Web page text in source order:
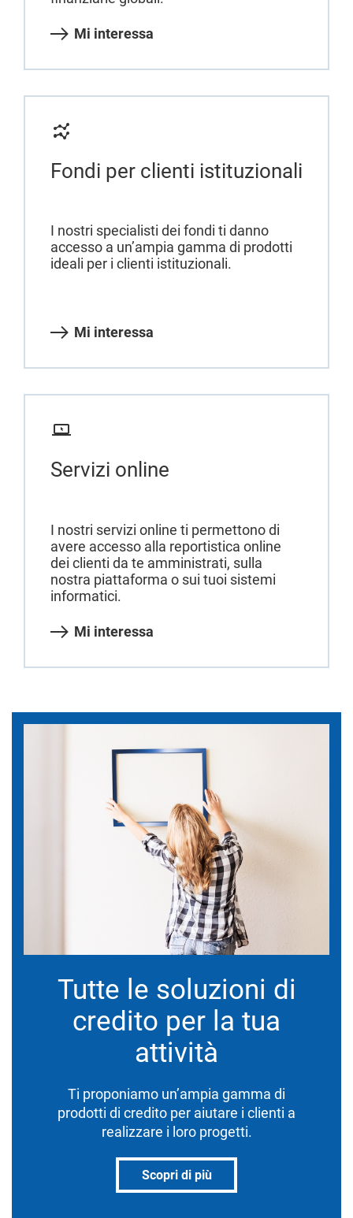
Mi interessa
Fondi per clienti istituzionali
I nostri specialisti dei fondi ti danno
accesso a un’ampia gamma di prodotti
ideali per i clienti istituzionali.
Mi interessa
Servizi online
I nostri servizi online ti permettono di
avere accesso alla reportistica online
dei clienti da te amministrati, sulla
nostra piattaforma o sui tuoi sistemi
informatici.
Mi interessa
Tutte le soluzioni di
credito per la tua
attività
Ti proponiamo un’ampia gamma di
prodotti di credito per aiutare i clienti a
realizzare i loro progetti.
Scopri di più